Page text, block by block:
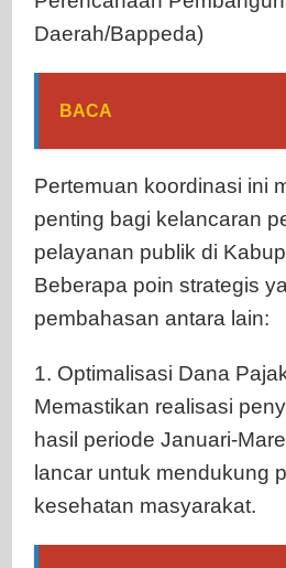
Daerah/Bappeda)
BACA
Pertemuan koordinasi ini
penting bagi kelancaran
pelayanan publik di
Beberapa poin strategis
pembahasan antara lain:
1. Optimalisasi Dana
Memastikan realisasi
hasil periode Januari-
lancar untuk mendukung
kesehatan masyarakat.